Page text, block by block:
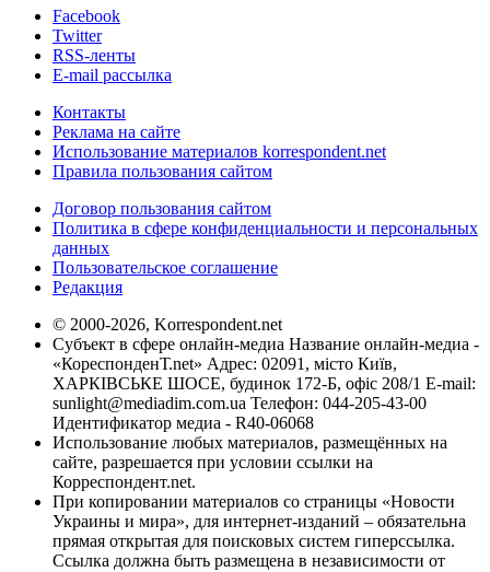
Facebook
Twitter
RSS-ленты
E-mail рассылка
Контакты
Реклама на сайте
Использование материалов korrespondent.net
Правила пользования сайтом
Договор пользования сайтом
Политика в сфере конфиденциальности и персональных
данных
Пользовательское соглашение
Редакция
© 2000-2026, Korrespondent.net
Субъект в сфере онлайн-медиа Название онлайн-медиа -
«КореспонденТ.net» Адрес: 02091, місто Київ,
ХАРКІВСЬКЕ ШОСЕ, будинок 172-Б, офіс 208/1 E-mail:
sunlight@mediadim.com.ua Телефон: 044-205-43-00
Идентификатор медиа - R40-06068
Использование любых материалов, размещённых на
сайте, разрешается при условии ссылки на
Корреспондент.net.
При копировании материалов со страницы «Новости
Украины и мира», для интернет-изданий – обязательна
прямая открытая для поисковых систем гиперссылка.
Ссылка должна быть размещена в независимости от